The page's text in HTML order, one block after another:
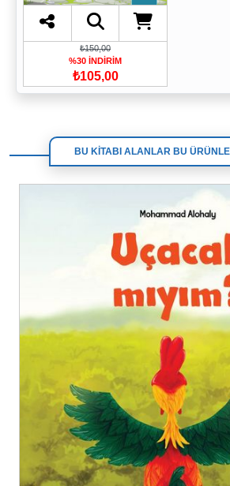
₺150,00
%30 İNDİRİM
₺105,00
BU KİTABI ALANLAR BU